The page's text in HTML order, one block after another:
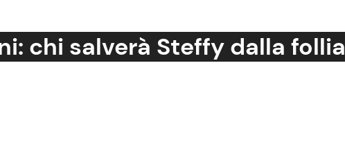
chi salverà Steffy dalla follia